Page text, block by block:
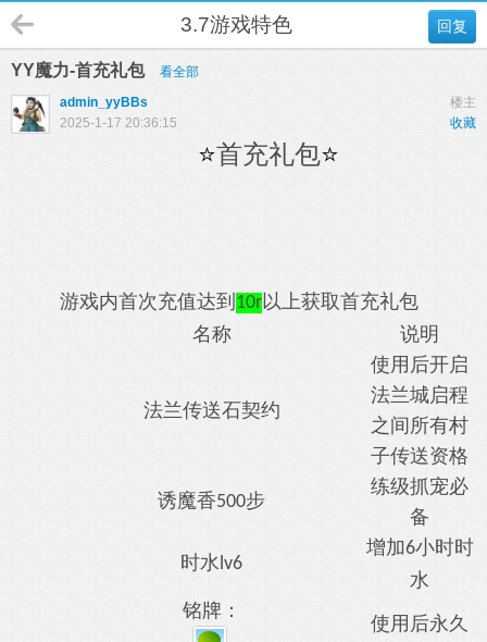
回复
3.7游戏特色
YY魔力-首充礼包
看全部
楼主
admin_yyBBs
收藏
2025-1-17 20:36:15
⭐首充礼包⭐
游戏内首次充值达到 10r以上获取首充礼包
名称
说明
法兰传送石契约
使用后开启
法兰城启程
之间所有村
子传送资格
诱魔香500步
练级抓宠必
备
时水lv6
增加6小时时
水
铭牌：
使用后永久